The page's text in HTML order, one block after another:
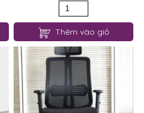
Thêm vào giỏ